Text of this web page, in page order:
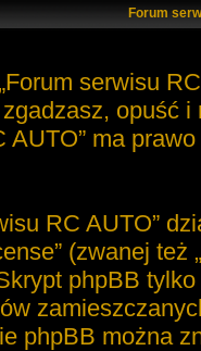
Forum
serwisu
opuść i
AUTO” ma
RC AUTO”
” (zwanej też
phpBB
phpBB można